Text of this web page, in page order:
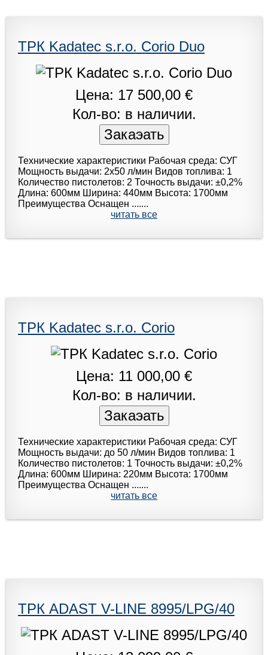
ТРК Kadatec s.r.o. Corio Duo
Цена: 17 500,00 €
Кол-во: в наличии.
Технические характеристики Рабочая среда: СУГ
Мoщнoсть выдачи: 2x50 л/мин Видов топлива: 1
Количество пистолетов: 2 Точность выдачи: ±0,2%
Длина: 600мм Ширина: 440мм Высота: 1700мм
Преимущества Оснащен .......
читать все
ТРК Kadatec s.r.o. Corio
Цена: 11 000,00 €
Кол-во: в наличии.
Технические характеристики Рабочая среда: СУГ
Мoщнoсть выдачи: дo 50 л/мин Видов топлива: 1
Количество пистолетов: 1 Точность выдачи: ±0,2%
Длина: 600мм Ширина: 220мм Высота: 1700мм
Преимущества Оснащен .......
читать все
ТРК ADAST V-LINE 8995/LPG/40